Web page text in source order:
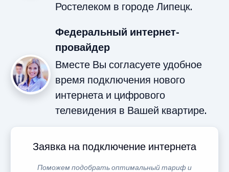
Ростелеком в городе Липецк.
Федеральный интернет-
провайдер
Вместе Вы согласуете удобное
время подключения нового
интернета и цифрового
телевидения в Вашей квартире.
Заявка на подключение интернета
Поможем подобрать оптимальный тариф и